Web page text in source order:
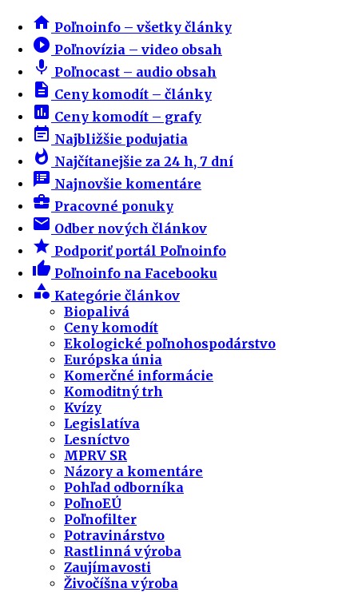
home Poľnoinfo – všetky články
play_circle_filled Poľnovízia – video obsah
mic Poľnocast – audio obsah
description Ceny komodít – články
insert_chart Ceny komodít – grafy
event_note Najbližšie podujatia
whatshot Najčítanejšie za 24 h, 7 dní
speaker_notes Najnovšie komentáre
business_center Pracovné ponuky
email Odber nových článkov
star Podporiť portál Poľnoinfo
thumb_up Poľnoinfo na Facebooku
category Kategórie článkov
Biopalivá
Ceny komodít
Ekologické poľnohospodárstvo
Európska únia
Komerčné informácie
Komoditný trh
Kvízy
Legislatíva
Lesníctvo
MPRV SR
Názory a komentáre
Pohľad odborníka
PoľnoEÚ
Poľnofilter
Potravinárstvo
Rastlinná výroba
Zaujímavosti
Živočíšna výroba